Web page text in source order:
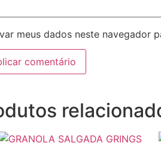
meus dados neste navegador